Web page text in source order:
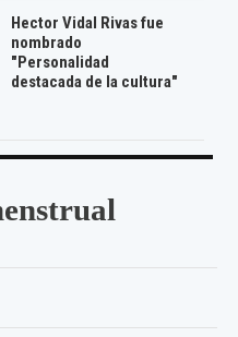
Hector Vidal Rivas fue
nombrado
"Personalidad
destacada de la cultura"